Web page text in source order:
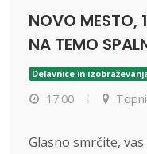
NOVO MESTO,
NA TEMO
Delavnice in
17:00
Glasno smrčite,